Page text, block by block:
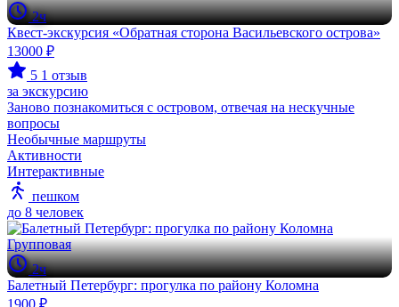
2ч
Квест-экскурсия «Обратная сторона Васильевского острова»
13000 ₽
5 1 отзыв
за экскурсию
Заново познакомиться с островом, отвечая на нескучные
вопросы
Необычные маршруты
Активности
Интерактивные
пешком
до 8 человек
Групповая
2ч
Балетный Петербург: прогулка по району Коломна
1900 ₽